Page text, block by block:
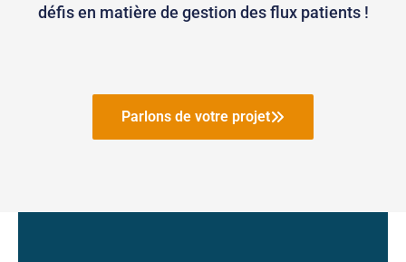
défis en matière de gestion des flux patients !
Parlons de votre projet